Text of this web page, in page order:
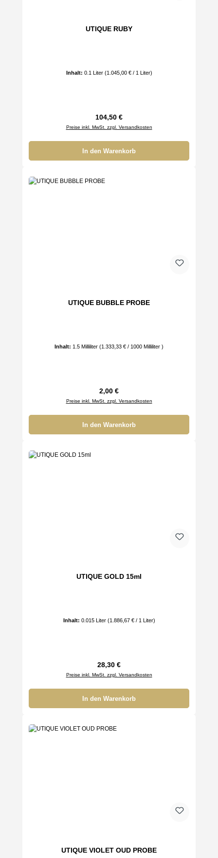
UTIQUE RUBY
Inhalt: 0.1 Liter (1.045,00 € / 1 Liter)
Regulärer Preis:
104,50 €
Preise inkl. MwSt. zzgl. Versandkosten
In den Warenkorb
UTIQUE BUBBLE PROBE
Inhalt: 1.5 Milliliter (1.333,33 € / 1000 Milliliter )
Regulärer Preis:
2,00 €
Preise inkl. MwSt. zzgl. Versandkosten
In den Warenkorb
UTIQUE GOLD 15ml
Inhalt: 0.015 Liter (1.886,67 € / 1 Liter)
Regulärer Preis:
28,30 €
Preise inkl. MwSt. zzgl. Versandkosten
In den Warenkorb
UTIQUE VIOLET OUD PROBE